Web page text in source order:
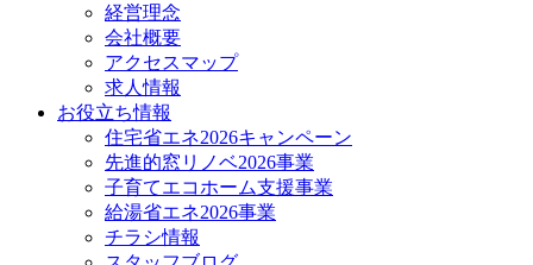
経営理念
会社概要
アクセスマップ
求人情報
お役立ち情報
住宅省エネ2026キャンペーン
先進的窓リノベ2026事業
子育てエコホーム支援事業
給湯省エネ2026事業
チラシ情報